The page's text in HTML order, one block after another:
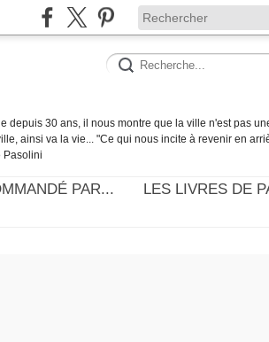
depuis 30 ans, il nous montre que la ville n'est pas
ainsi va la vie... "Ce qui nous incite à revenir en
Pasolini
PAR...
LES LIVRES DE